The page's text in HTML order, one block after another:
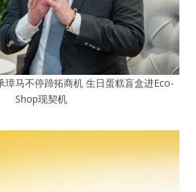
璋马不停蹄拓商机 生日蛋糕盲盒进Eco-
Shop现契机